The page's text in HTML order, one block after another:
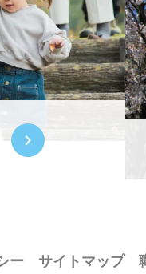
ー サイトマップ